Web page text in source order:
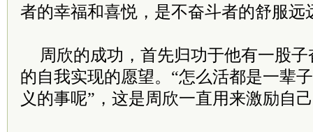
者的幸福和喜悦，是不奋斗者的舒服远
周欣的成功，首先归功于他有一股
的自我实现的愿望。“怎么活都是一辈
义的事呢”，这是周欣一直用来激励自